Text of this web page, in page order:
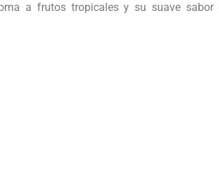
a frutos tropicales y su suave